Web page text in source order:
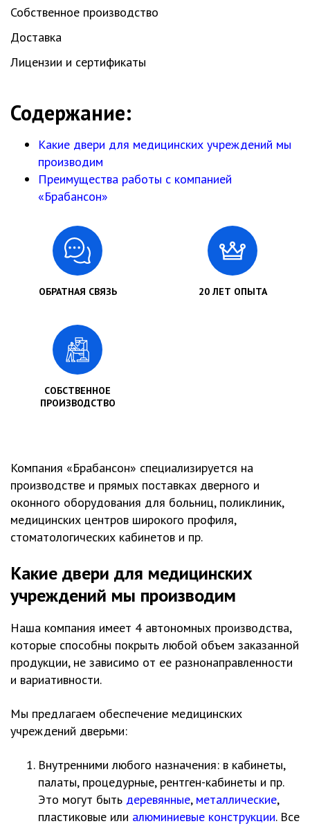
Собственное производство
Доставка
Лицензии и сертификаты
Содержание:
Какие двери для медицинских учреждений мы
производим
Преимущества работы с компанией
«Брабансон»
ОБРАТНАЯ СВЯЗЬ 20 ЛЕТ ОПЫТА
СОБСТВЕННОЕ
ПРОИЗВОДСТВО
Компания «Брабансон» специализируется на
производстве и прямых поставках дверного и
оконного оборудования для больниц, поликлиник,
медицинских центров широкого профиля,
стоматологических кабинетов и пр.
Какие двери для медицинских
учреждений мы производим
Наша компания имеет 4 автономных производства,
которые способны покрыть любой объем заказанной
продукции, не зависимо от ее разнонаправленности
и вариативности.
Мы предлагаем обеспечение медицинских
учреждений дверьми:
Внутренними любого назначения: в кабинеты,
палаты, процедурные, рентген-кабинеты и пр.
Это могут быть деревянные, металлические,
пластиковые или алюминиевые конструкции. Все